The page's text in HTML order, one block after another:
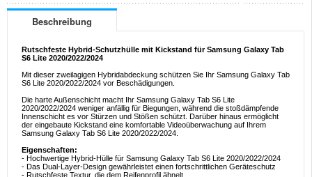
Beschreibung
Rutschfeste Hybrid-Schutzhülle mit Kickstand für Samsung Galaxy Tab
S6 Lite 2020/2022/2024
Mit dieser zweilagigen Hybridabdeckung schützen Sie Ihr Samsung Galaxy Tab
S6 Lite 2020/2022/2024 vor Beschädigungen.
Die harte Außenschicht macht Ihr Samsung Galaxy Tab S6 Lite
2020/2022/2024 weniger anfällig für Biegungen, während die stoßdämpfende
Innenschicht es vor Stürzen und Stößen schützt. Darüber hinaus ermöglicht
der eingebaute Kickstand eine komfortable Videoüberwachung auf Ihrem
Samsung Galaxy Tab S6 Lite 2020/2022/2024.
Eigenschaften:
- Hochwertige Hybrid-Hülle für Samsung Galaxy Tab S6 Lite 2020/2022/2024
- Das Dual-Layer-Design gewährleistet einen fortschrittlichen Geräteschutz
- Rutschfeste Textur, die dem Reifenprofil ähnelt